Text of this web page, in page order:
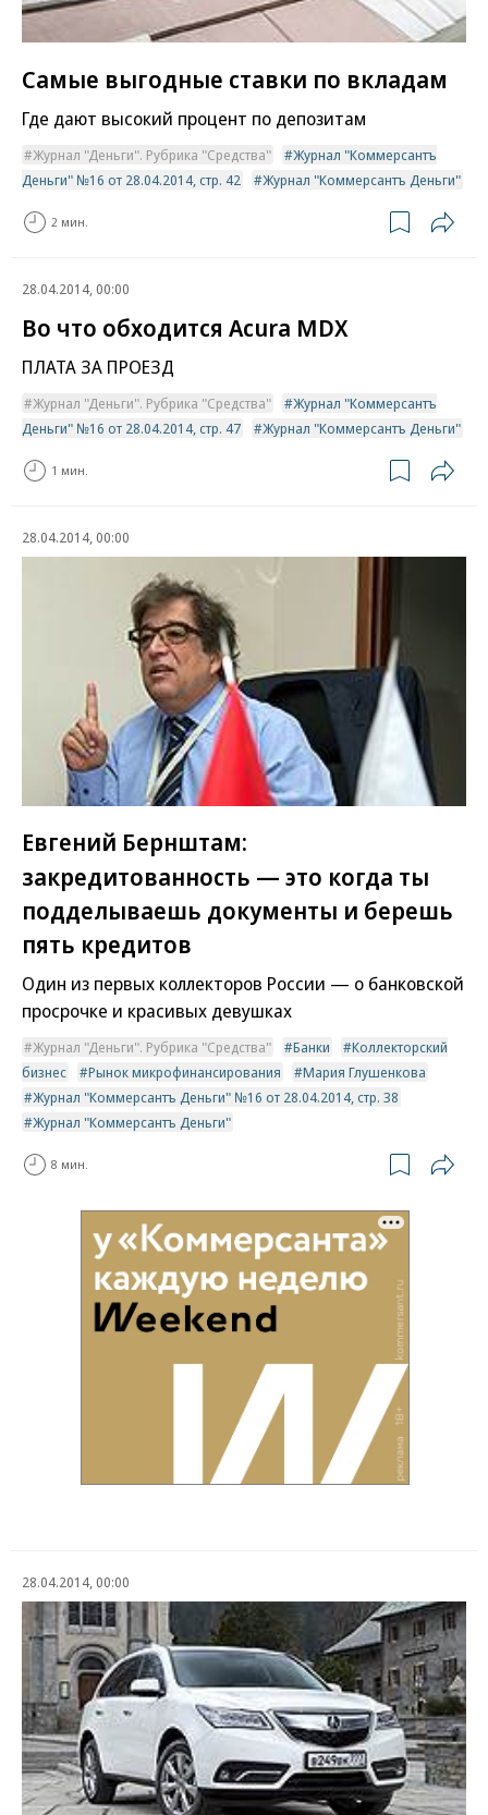
Самые выгодные ставки по вкладам
Где дают высокий процент по депозитам
Журнал "Деньги". Рубрика "Средства"
Журнал "Коммерсантъ
Деньги" №16 от 28.04.2014, стр. 42
Журнал "Коммерсантъ Деньги"
2 мин.
28.04.2014, 00:00
Во что обходится Acura MDX
ПЛАТА ЗА ПРОЕЗД
Журнал "Деньги". Рубрика "Средства"
Журнал "Коммерсантъ
Деньги" №16 от 28.04.2014, стр. 47
Журнал "Коммерсантъ Деньги"
1 мин.
28.04.2014, 00:00
Евгений Бернштам:
закредитованность — это когда ты
подделываешь документы и берешь
пять кредитов
Один из первых коллекторов России — о банковской
просрочке и красивых девушках
Журнал "Деньги". Рубрика "Средства" Банки
Коллекторский
бизнес
Рынок микрофинансирования
Мария Глушенкова
Журнал "Коммерсантъ Деньги" №16 от 28.04.2014, стр. 38
Журнал "Коммерсантъ Деньги"
8 мин.
28.04.2014, 00:00